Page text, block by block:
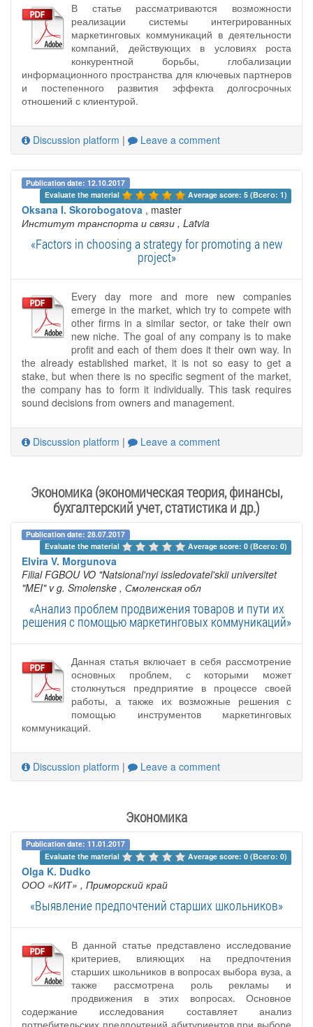
В статье рассматриваются возможности
реализации системы интегрированных
маркетинговых коммуникаций в деятельности
компаний, действующих в условиях роста
конкурентной борьбы, глобализации
информационного пространства для ключевых партнеров
и постепенного развития эффекта долгосрочных
отношений с клиентурой.
Discussion platform | Leave a comment
Publication date: 12.10.2017
Evaluate the material
Average score: 5 (Всего: 1)
Oksana I. Skorobogatova , master
Институт транспорта и связи , Latvia
«Factors in choosing a strategy for promoting a new
project»
Every day more and more new companies
emerge in the market, which try to compete with
other firms in a similar sector, or take their own
new niche. The goal of any company is to make
profit and each of them does it their own way. In
the already established market, it is not so easy to get a
stake, but when there is no specific segment of the market,
the company has to form it individually. This task requires
sound decisions from owners and management.
Discussion platform | Leave a comment
Экономика (экономическая теория, финансы,
бухгалтерский учет, статистика и др.)
Publication date: 28.07.2017
Evaluate the material
Average score: 0 (Всего: 0)
Elvira V. Morgunova
Filial FGBOU VO "Natsional'nyi issledovatel'skii universitet
"MEI" v g. Smolenske , Смоленская обл
«Анализ проблем продвижения товаров и пути их
решения с помощью маркетинговых коммуникаций»
Данная статья включает в себя рассмотрение
основных проблем, с которыми может
столкнуться предприятие в процессе своей
работы, а также их возможные решения с
помощью инструментов маркетинговых
коммуникаций.
Discussion platform | Leave a comment
Экономика
Publication date: 11.01.2017
Evaluate the material
Average score: 0 (Всего: 0)
Olga K. Dudko
ООО «КИТ» , Приморский край
«Выявление предпочтений старших школьников»
В данной статье представлено исследование
критериев, влияющих на предпочтения
старших школьников в вопросах выбора вуза, а
также рассмотрена роль рекламы и
продвижения в этих вопросах. Основное
содержание исследования составляет анализ
потребительских предпочтений абитуриентов при выборе